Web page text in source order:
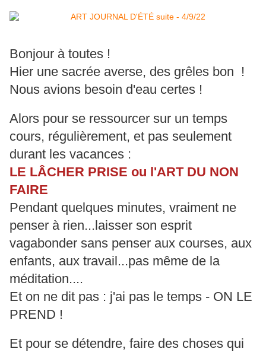
Bonjour à toutes !
Hier une sacrée averse, des grêles bon !
Nous avions besoin d'eau certes !
Alors pour se ressourcer sur un temps
cours, régulièrement, et pas seulement
durant les vacances :
LE LÂCHER PRISE ou l'ART DU NON
FAIRE
Pendant quelques minutes, vraiment ne
penser à rien...laisser son esprit
vagabonder sans penser aux courses, aux
enfants, aux travail...pas même de la
méditation....
Et on ne dit pas : j'ai pas le temps - ON LE
PREND !
Et pour se détendre, faire des choses qui